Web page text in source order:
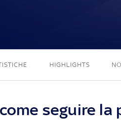
HIGHLIGHTS
seguire